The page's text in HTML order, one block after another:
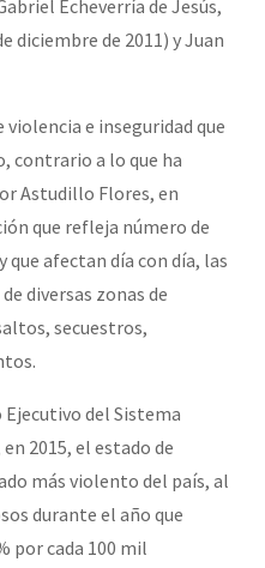
Echeverría de Jesús,
diciembre de 2011) y Juan
e inseguridad que
contrario a lo que ha
Astudillo Flores, en
que refleja número de
afectan día con día, las
diversas zonas de
secuestros,
Ejecutivo del Sistema
2015, el estado de
más violento del país, al
durante el año que
por cada 100 mil